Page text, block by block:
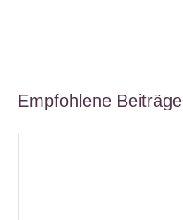
Empfohlene Beiträge